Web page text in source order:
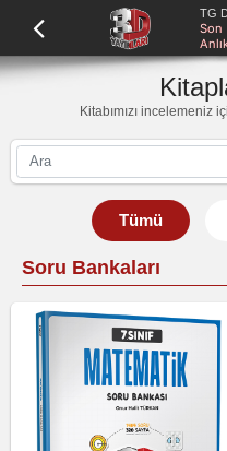
TG
Son
Kitabımızı incelemeniz
Tümü
Soru Bankaları